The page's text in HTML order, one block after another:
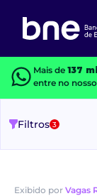
Mais de 137
entre no
Filtros 3
Exibido por Vagas